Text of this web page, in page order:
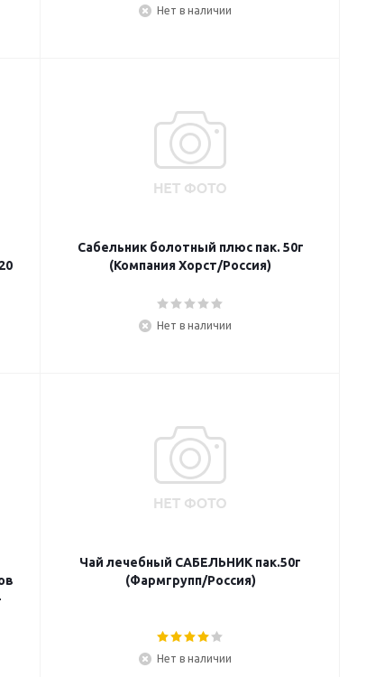
Нет в наличии
Сабельник болотный плюс пак. 50г
(Компания Хорст/Россия)
Нет в наличии
Чай лечебный САБЕЛЬНИК пак.50г
(Фармгрупп/Россия)
Нет в наличии